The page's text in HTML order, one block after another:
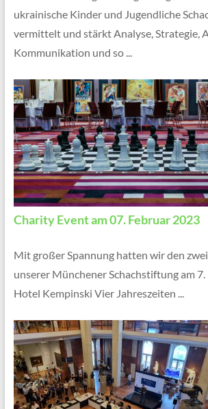
ukrainische Kinder und Jugendliche
vermittelt und stärkt Analyse, Strategie,
Kommunikation und so ...
Charity Event am 07. Februar 2023
Mit großer Spannung hatten wir den
unserer Münchener Schachstiftung am
Hotel Kempinski Vier Jahreszeiten ...